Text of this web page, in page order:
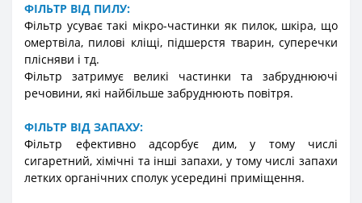
ФІЛЬТР ВІД ПИЛУ:
Фільтр усуває такі мікро-частинки як пилок, шкіра, що
омертвіла, пилові кліщі, підшерстя тварин, суперечки
плісняви ​​і тд.
Фільтр затримує великі частинки та забруднюючі
речовини, які найбільше забруднюють повітря.
ФІЛЬТР ВІД ЗАПАХУ:
Фільтр ефективно адсорбує дим, у тому числі
сигаретний, хімічні та інші запахи, у тому числі запахи
летких органічних сполук усередині приміщення.